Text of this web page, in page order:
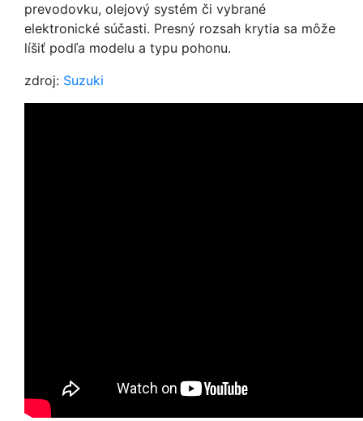
prevodovku, olejový systém či vybrané
elektronické súčasti. Presný rozsah krytia sa môže
líšiť podľa modelu a typu pohonu.
zdroj: Suzuki